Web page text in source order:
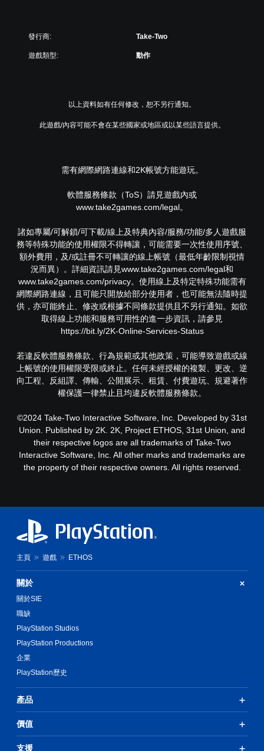
發行商: Take-Two
遊戲類型: 動作
以上資料如有任何修改，恕不另行通知。
此遊戲/內容可能不會在某些國家或地區或以某些語言提供。
需有網際網路連線和2K帳號方能遊玩。
軟體服務條款（ToS）請見遊戲內或
www.take2games.com/legal。
諸如專屬/可解鎖/可下載/線上及特典內容/服務/功能/多人遊戲服
務等特殊功能的使用權限不得轉讓，可能需要一次性使用序號、
額外費用，及/或註冊不可轉讓的線上帳號（最低年齡限制視情
況而異）。詳細資訊請見www.take2games.com/legal和
www.take2games.com/privacy。使用線上及特定特殊功能需有
網際網路連線，且可能只開放給部分使用者，也可能無法隨時提
供，亦可能終止、修改或根據不同條款提供且不另行通知。如欲
取得線上功能和服務可用性的進一步資訊，請參見
https://bit.ly/2K-Online-Services-Status
若違反軟體服務條款、行為規範或其他政策，可能導致遊戲或線
上帳號的使用權限受限或終止。任何未經授權的複製、更改、逆
向工程、反組譯、傳輸、公開展示、租賃、付費遊玩、規避著作
權保護一律禁止且均違反軟體服務條款。
©2024 Take-Two Interactive Software, Inc. Developed by 31st
Union. Published by 2K. 2K, Project ETHOS, 31st Union, and
their respective logos are all trademarks of Take-Two
Interactive Software, Inc. All other marks and trademarks are
the property of their respective owners. All rights reserved.
主頁 遊戲 ETHOS
關於
關於SIE
職缺
PlayStation Studios
PlayStation Productions
企業
PlayStation歷史
產品
價值
支援